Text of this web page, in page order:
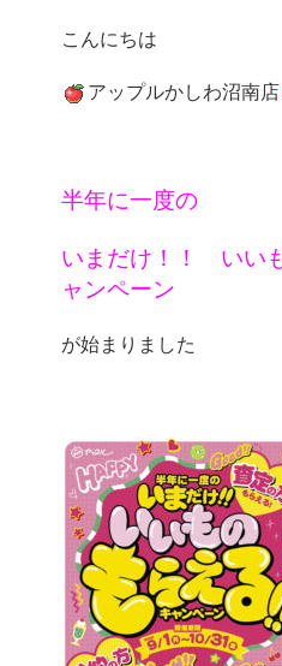
アップルかしわ沼南店
半年に一度の
いまだけ！！　いい
ャンペーン